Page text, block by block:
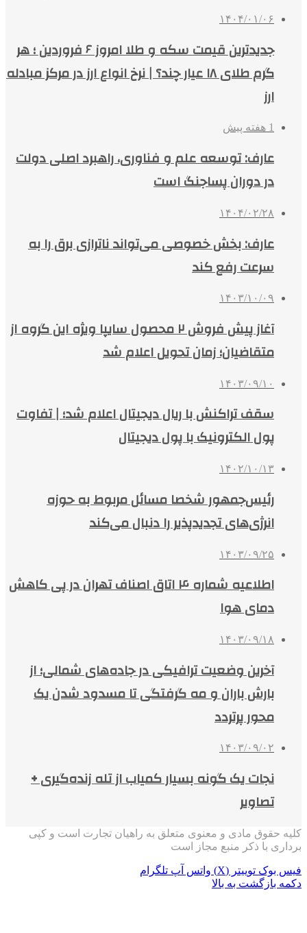
۱۴۰۴/۰۱/۰۶
جدیدترین قیمت سکه و طلا امروز ۶ فروردین ؛ هر
گرم طلای ۱۸ عیار چند؟ | نرخ انواع ارز در مرکز مبادله
ارز
1 هفته پیش
عارف: توسعه علم و فناوری، راهبرد اصلی دولت
در دوران پساجنگ است
۱۴۰۴/۰۲/۲۸
عارف: بخش خصوصی می‌تواند ناترازی برق را به
سرعت رفع کند
۱۴۰۳/۱۰/۰۹
آغاز پیش فروش ۲ محصول سایپا ویژه این گروه از
متقاضیان؛ زمان تحویل اعلام شد
۱۴۰۳/۰۹/۱۰
سقف تراکنش با ریال دیجیتال اعلام شد؛ | تفاوت
پول الکترونیک با پول دیجیتال
۱۴۰۲/۱۰/۱۳
رئیس‌جمهور شخصا مسائل مربوط به حوزه
انرژی‌های تجدیدپذیر را دنبال می‌کند
۱۴۰۳/۰۹/۲۵
اطلاعیه شماره ۴ اتاق اصناف تهران در پی کاهش
دمای هوا
۱۴۰۳/۰۹/۱۸
آخرین وضعیت ترافیکی در جاده‌های شمالی؛ از
بارش باران و مه گرفتگی تا مسدود شدن یک
محور پرتردد
۱۴۰۳/۰۹/۰۲
نجات یک گونه بسیار کمیاب از تله زنده‌گیری +
تصاویر
کلیه حقوق مادی و معنوی متعلق به راهیان تجارت است و کپی
برداری با ذکر منبع مجاز است
فیس بوک توییتر (X) واتس آپ تلگرام
دکمه بازگشت به بالا